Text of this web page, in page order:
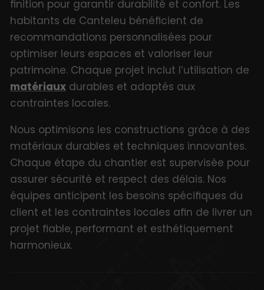
finition pour garantir durabilité et confort. Les
habitants de Canteleu bénéficient de
recommandations personnalisées pour
optimiser leurs espaces et valoriser leur
patrimoine. Chaque projet inclut l’utilisation de
matériaux durables et adaptés aux
contraintes locales.
Nous optimisons les constructions grâce à des
matériaux durables et techniques innovantes.
Chaque étape du chantier est supervisée pour
assurer sécurité et respect des délais. Nos
équipes anticipent les besoins spécifiques du
client et les contraintes locales afin de livrer un
projet fiable, performant et esthétiquement
harmonieux.